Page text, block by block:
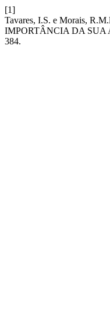
[1]
Tavares, I.S. e Morais,
IMPORTÂNCIA DA SUA
384.